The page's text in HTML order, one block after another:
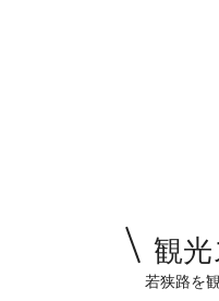
観光
若狭路を